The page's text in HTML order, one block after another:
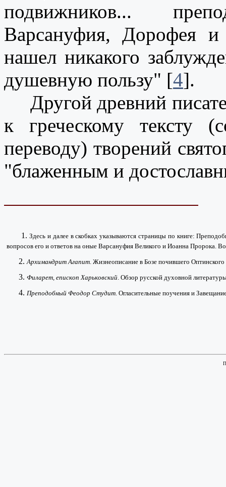
подвижников...
Варсануфия, Дорофея
нашел никакого
душевную пользу" [4].
Другой древний
к греческому тексту
переводу) творений
"блаженным и
1. Здесь и далее в скобках указываются страницы по книге:
вопросов его и ответов на оные Варсануфия Великого и Иоанна Пророка.
2. Архимандрит Агапит. Жизнеописание в Бозе почившего
3. Филарет, епископ Харьковский. Обзор русской духовной
4. Преподобный Феодор Студит. Огласительные поучения и